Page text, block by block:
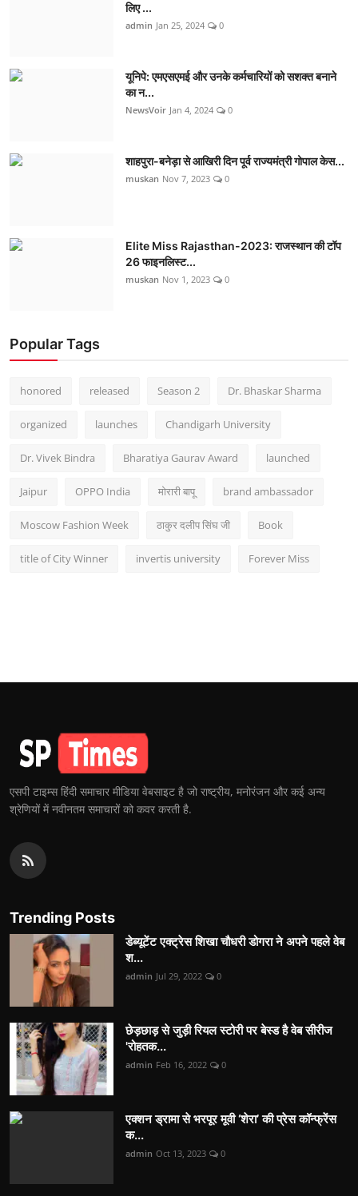
लिए ...
admin Jan 25, 2024 0
यूनिपे: एमएसएमई और उनके कर्मचारियों को सशक्त बनाने
का न...
NewsVoir Jan 4, 2024 0
शाहपुरा-बनेड़ा से आखिरी दिन पूर्व राज्यमंत्री गोपाल केस...
muskan Nov 7, 2023 0
Elite Miss Rajasthan-2023: राजस्थान की टॉप
26 फाइनलिस्ट...
muskan Nov 1, 2023 0
Popular Tags
honored released Season 2 Dr. Bhaskar Sharma
organized launches Chandigarh University
Dr. Vivek Bindra Bharatiya Gaurav Award launched
Jaipur OPPO India मोरारी बापू brand ambassador
Moscow Fashion Week ठाकुर दलीप सिंघ जी Book
title of City Winner invertis university Forever Miss
एसपी टाइम्स हिंदी समाचार मीडिया वेबसाइट है जो राष्ट्रीय, मनोरंजन और कई अन्य
श्रेणियों में नवीनतम समाचारों को कवर करती है.
Trending Posts
डेब्यूटेंट एक्ट्रेस शिखा चौधरी डोगरा ने अपने पहले वेब
श...
admin Jul 29, 2022 0
छेड़छाड़ से जुड़ी रियल स्टोरी पर बेस्ड है वेब सीरीज
'रोहतक...
admin Feb 16, 2022 0
एक्शन ड्रामा से भरपूर मूवी ‘शेरा’ की प्रेस कॉन्फ्रेंस
क...
admin Oct 13, 2023 0